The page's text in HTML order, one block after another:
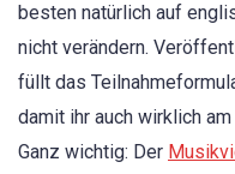
besten natürlich auf
nicht verändern.
füllt das
damit ihr auch wirklich
Ganz wichtig: Der